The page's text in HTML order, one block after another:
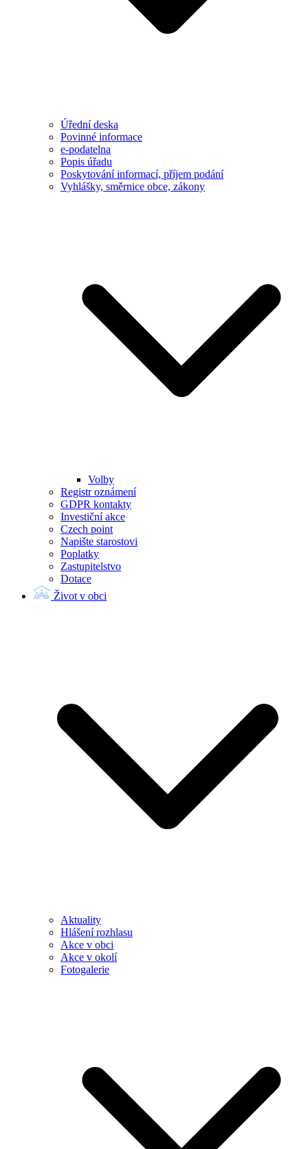
Úřední deska
Povinné informace
e-podatelna
Popis úřadu
Poskytování informací, příjem podání
Vyhlášky, směrnice obce, zákony
Volby
Registr oznámení
GDPR kontakty
Investiční akce
Czech point
Napište starostovi
Poplatky
Zastupitelstvo
Dotace
Život v obci
Aktuality
Hlášení rozhlasu
Akce v obci
Akce v okolí
Fotogalerie